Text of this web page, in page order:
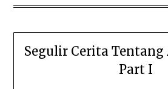
Segulir Cerita Tentang
Part I